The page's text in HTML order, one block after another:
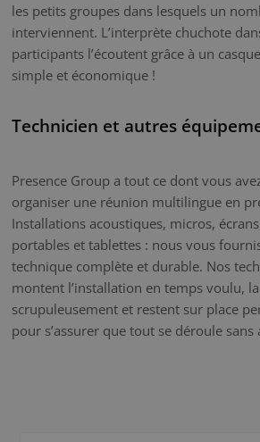
les petits groupes dans lesquels un
interviennent. L’interprète chuchote
participants l’écoutent grâce à un
simple et économique !
Technicien et autres
Presence Group a tout ce dont vous
organiser une réunion multilingue en
Installations acoustiques, micros,
portables et tablettes : nous vous
technique complète et durable. Nos
montent l’installation en temps voulu,
scrupuleusement et restent sur place
pour s’assurer que tout se déroule sans